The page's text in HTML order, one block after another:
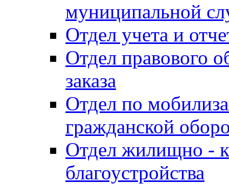
муниципальной
Отдел учета и
Отдел правового
заказа
Отдел по
гражданской
Отдел жилищно -
благоустройства